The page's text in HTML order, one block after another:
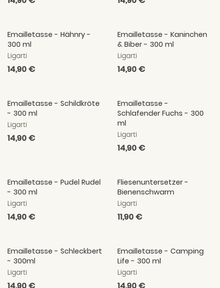
Emailletasse - Hähnry -
300 ml
Ligarti
Normaler
14,90 €
Emailletasse - Kaninchen
& Biber - 300 ml
Ligarti
Normaler
14,90 €
Emailletasse - Schildkröte
- 300 ml
Ligarti
Normaler
14,90 €
Emailletasse -
Schlafender Fuchs - 300
ml
Ligarti
Normaler
14,90 €
Emailletasse - Pudel Rudel
- 300 ml
Ligarti
Normaler
14,90 €
Fliesenuntersetzer -
Bienenschwarm
Ligarti
Normaler
11,90 €
Emailletasse - Schleckbert
- 300ml
Ligarti
Emailletasse - Camping
Life - 300 ml
Ligarti